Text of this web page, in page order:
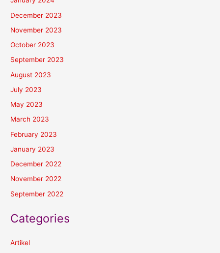
December 2023
November 2023
October 2023
September 2023
August 2023
July 2023
May 2023
March 2023
February 2023
January 2023
December 2022
November 2022
September 2022
Categories
Artikel